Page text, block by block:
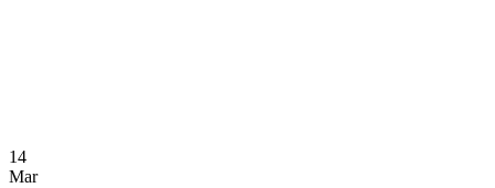
14
Mar